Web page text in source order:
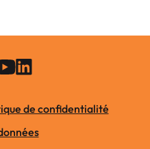
de confidentialité